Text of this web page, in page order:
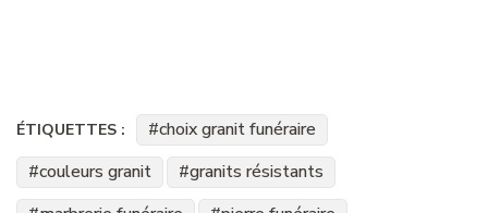
ÉTIQUETTES :
choix granit funéraire
couleurs granit
granits résistants